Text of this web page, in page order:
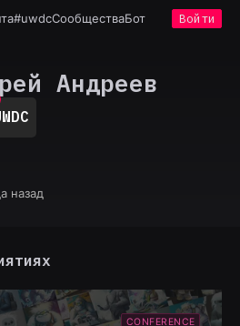
#uwdcСообществаБот Войти
Андреев
назад
CONFERENCE